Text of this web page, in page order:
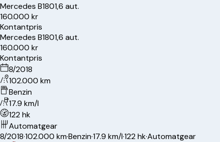
Mercedes B1801,6 aut.
160.000 kr
Kontantpris
Mercedes B1801,6 aut.
160.000 kr
Kontantpris
8/2018
102.000 km
Benzin
17.9 km/l
122 hk
Automatgear
8/2018·102.000 km·Benzin·17.9 km/l·122 hk·Automatgear